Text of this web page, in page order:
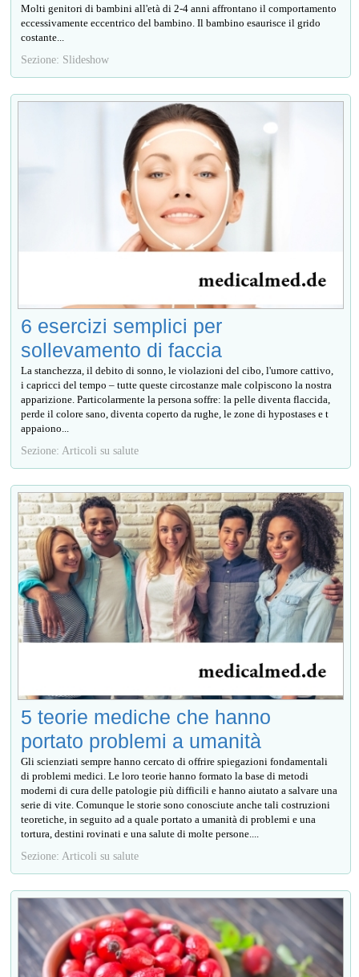
Molti genitori di bambini all'età di 2-4 anni affrontano il comportamento
eccessivamente eccentrico del bambino. Il bambino esaurisce il grido
costante...
Sezione: Slideshow
6 esercizi semplici per
sollevamento di faccia
La stanchezza, il debito di sonno, le violazioni del cibo, l'umore cattivo,
i capricci del tempo – tutte queste circostanze male colpiscono la nostra
apparizione. Particolarmente la persona soffre: la pelle diventa flaccida,
perde il colore sano, diventa coperto da rughe, le zone di hypostases e t
appaiono...
Sezione: Articoli su salute
5 teorie mediche che hanno
portato problemi a umanità
Gli scienziati sempre hanno cercato di offrire spiegazioni fondamentali
di problemi medici. Le loro teorie hanno formato la base di metodi
moderni di cura delle patologie più difficili e hanno aiutato a salvare una
serie di vite. Comunque le storie sono conosciute anche tali costruzioni
teoretiche, in seguito ad a quale portato a umanità di problemi e una
tortura, destini rovinati e una salute di molte persone....
Sezione: Articoli su salute